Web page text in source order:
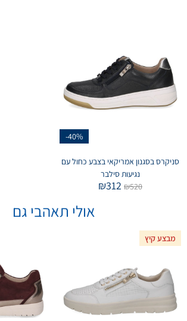
-40%
סניקרס בסגנון אמריקאי בצבע כחול עם
נגיעות סילבר
₪520
₪312
אולי תאהבי גם
מבצע קיץ